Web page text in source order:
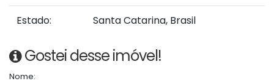
Estado: Santa Catarina, Brasil
Gostei desse imóvel!
Nome: